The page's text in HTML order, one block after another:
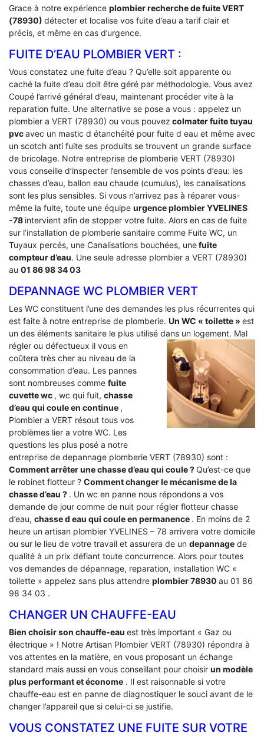
Grace à notre expérience plombier recherche de fuite VERT
(78930) détecter et localise vos fuite d’eau a tarif clair et
précis, et même en cas d’urgence.
FUITE D’EAU PLOMBIER VERT :
Vous constatez une fuite d’eau ? Qu’elle soit apparente ou
caché la fuite d’eau doit être géré par méthodologie. Vous avez
Coupé l’arrivé général d’eau, maintenant procéder vite à la
reparation fuite. Une alternative se pose a vous : appelez un
plombier a VERT (78930) ou vous pouvez colmater fuite tuyau
pvcavec un mastic d étanchéité pour fuite d eau et même avec
un scotch anti fuite ses produits se trouvent un grande surface
de bricolage. Notre entreprise de plomberie VERT (78930)
vous conseille d’inspecter l’ensemble de vos points d’eau: les
chasses d’eau, ballon eau chaude (cumulus), les canalisations
sont les plus sensibles. Si vous n’arrivez pas à réparer vous-
même la fuite, toute une équipe urgence plombier YVELINES
-78 intervient afin de stopper votre fuite. Alors en cas de fuite
sur l’installation de plomberie sanitaire comme Fuite WC, un
Tuyaux percés, une Canalisations bouchées, unefuite
compteur d’eau. Une seule adresse plombier a VERT (78930)
au 01 86 98 34 03
DEPANNAGE WC PLOMBIER VERT
Les WC constituent l’une des demandes les plus récurrentes qui
est faite à notre entreprise de plomberie. Un WC « toilette » est
un des éléments sanitaire le plus utilisé dans un logement. Mal
régler ou défectueux il vous en
coûtera très cher au niveau de la
consommation d’eau. Les pannes
sont nombreuses comme fuite
cuvette wc , wc qui fuit, chasse
d’eau qui coule en continue ,
Plombier a VERT résout tous vos
problèmes lier a votre WC. Les
questions les plus posé a notre
entreprise de depannage plomberie VERT (78930) sont :
Comment arrêter une chasse d’eau qui coule ?Qu’est-ce que
le robinet flotteur ? Comment changer le mécanisme de la
chasse d’eau ? . Un wc en panne nous répondons a vos
demande de jour comme de nuit pour régler flotteur chasse
d’eau, chasse d eau qui coule en permanence . En moins de 2
heure un artisan plombier YVELINES – 78 arrivera votre domicile
ou sur le lieu de votre travail et assurera de un depannage de
qualité à un prix défiant toute concurrence. Alors pour toutes
vos demandes de dépannage, reparation, installation WC «
toilette » appelez sans plus attendre plombier 78930 au 01 86
98 34 03 .
CHANGER UN CHAUFFE-EAU
Bien choisir son chauffe-eau est très important « Gaz ou
électrique » ! Notre Artisan Plombier VERT (78930) répondra à
vos attentes en la matière, en vous proposant un échange
standard mais aussi en vous conseillant pour choisir un modèle
plus performant et économe . Il est raisonnable si votre
chauffe-eau est en panne de diagnostiquer le souci avant de le
changer l’appareil que si celui-ci se justifie.
VOUS CONSTATEZ UNE FUITE SUR VOTRE